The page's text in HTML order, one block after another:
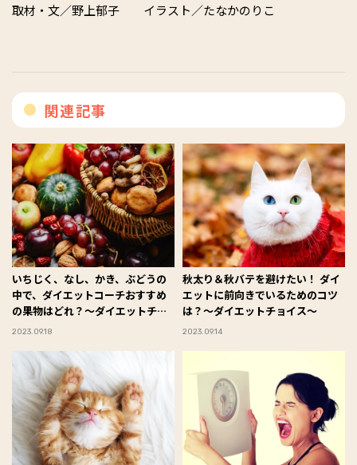
取材・文／野上郁子 イラスト／たなかのりこ
関連記事
いちじく、なし、かき、ぶどうの
中で、ダイエットコーチおすすめ
の果物はどれ？～ダイエットチョ
イス～
2023.09.18
秋太り＆秋バテを避けたい！ ダイ
エットに前向きでいるためのコツ
は？～ダイエットチョイス～
2023.09.14